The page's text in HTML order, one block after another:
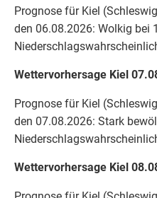
Prognose für Kiel
den 06.08.2026: Wolkig bei
Wettervorhersage Kiel
Prognose für Kiel
den 07.08.2026: Stark
Wettervorhersage Kiel